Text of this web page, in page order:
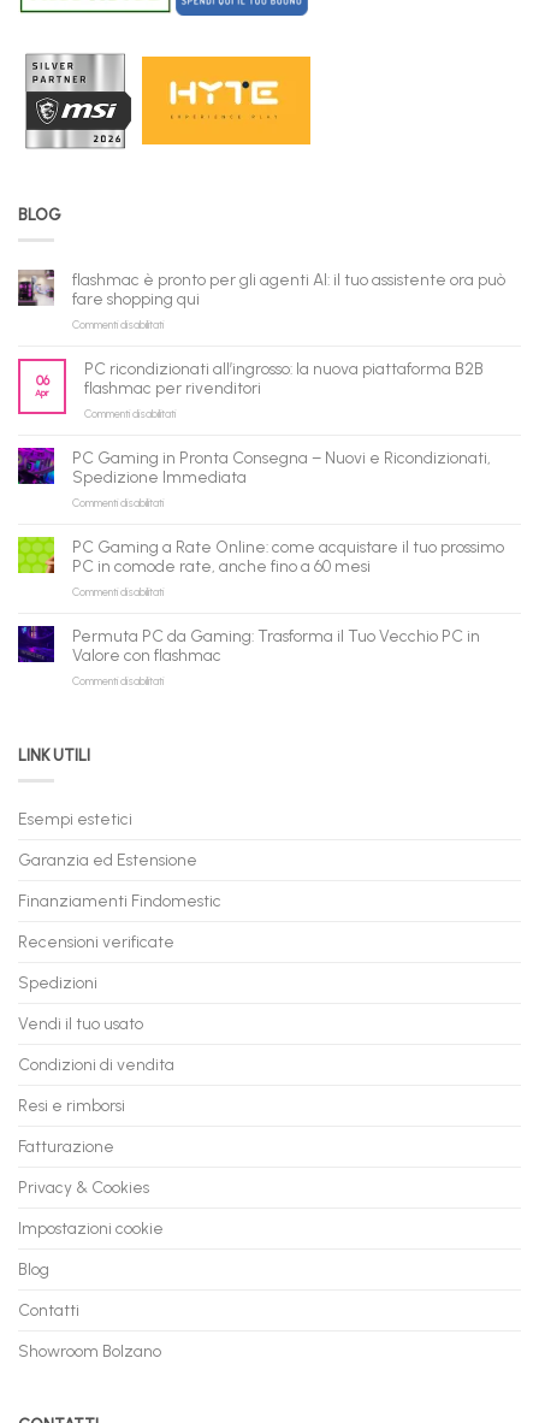
BLOG
flashmac è pronto per gli agenti AI: il tuo assistente ora può
fare shopping qui
Commenti disabilitatisu
pronto
per
gli
AI:
il
tuo
assistente
può
fare
qui
06
Apr
PC ricondizionati all’ingrosso: la nuova piattaforma B2B
flashmac per rivenditori
Commenti disabilitatisu
ricondizionati
all’ingrosso:
la
B2B
per
PC Gaming in Pronta Consegna – Nuovi e Ricondizionati,
Spedizione Immediata
Commenti disabilitatisu
Gaming
in
Pronta
Consegna
Nuovi
Ricondizionati,
Spedizione
PC Gaming a Rate Online: come acquistare il tuo prossimo
PC in comode rate, anche fino a 60 mesi
Commenti disabilitatisu
Gaming
Rate
Online:
anche
a
Permuta PC da Gaming: Trasforma il Tuo Vecchio PC in
Valore con flashmac
Commenti disabilitatisu
in
con
LINK UTILI
Esempi estetici
Garanzia ed Estensione
Finanziamenti Findomestic
Recensioni verificate
Spedizioni
Vendi il tuo usato
Condizioni di vendita
Resi e rimborsi
Fatturazione
Privacy & Cookies
Impostazioni cookie
Blog
Contatti
Showroom Bolzano